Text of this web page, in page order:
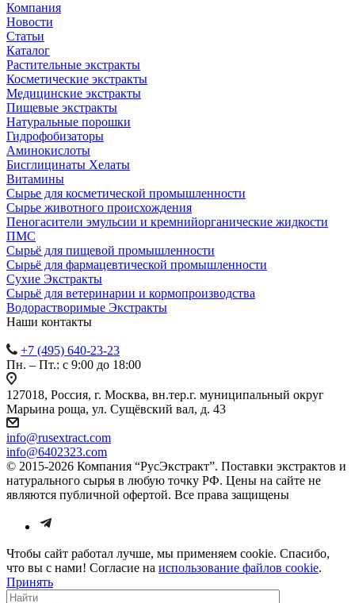
Компания
Новости
Статьи
Каталог
Растительные экстракты
Косметические экстракты
Медицинские экстракты
Пищевые экстракты
Натуральные порошки
Гидрофобизаторы
Аминокислоты
Бисглицинаты Хелаты
Витамины
Сырье для косметической промышленности
Сырье животного происхождения
Пеногасители эмульсии и кремнийорганические жидкости
ПМС
Сырьё для пищевой промышленности
Сырьё для фармацевтической промышленности
Сухие Экстракты
Сырьё для ветеринарии и кормопроизводства
Водорастворимые Экстракты
Наши контакты
+7 (495) 640-23-23
Пн. – Пт.: с 9:00 до 18:00
127018, Россия, г. Москва, вн.тер.г. муниципальный округ
Марьина роща, ул. Сущёвский вал, д. 43
info@rusextract.com
info@6402323.com
© 2015-2026 Компания “РусЭкстракт”. Поставки экстрактов и
натурального сырья в любую точку РФ. Цены на сайте не
являются публичной офертой. Все права защищены
Чтобы сайт работал лучше, мы применяем cookie. Спасибо,
что вы с нами! Согласие на использование файлов cookie.
Принять